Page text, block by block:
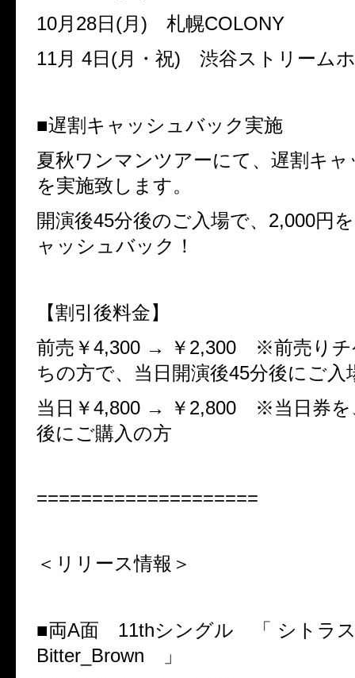
10月 28日 (月 ) 札幌COLONY
11月 4日 (月・祝) 渋谷ストリーム
■遅割キャッシュバック実施
夏秋ワンマンツアーにて、遅割キ
を実施致します。
開演後45分後のご入場で、 2,000円
ャッシュバック！
【割引後料金】
前売￥4,300 → ￥ 2,300 ※前売りチ
ちの方で、当日開演後45分後にご入
当日￥4,800 → ￥ 2,800 ※当日券を
後にご購入の方
====================
＜リリース情報＞
■両A面 11thシングル 「
シトラ
Bitter_Brown 」